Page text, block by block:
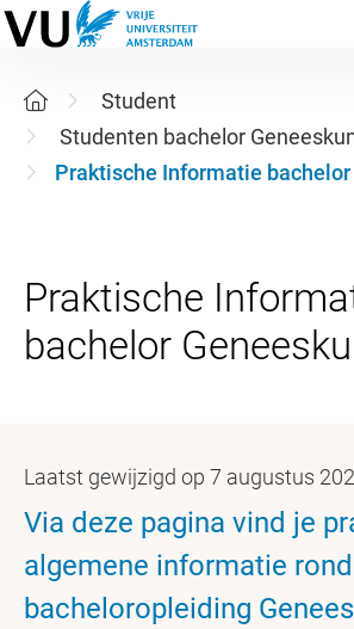
Student
Studenten bachelor
Praktische Informatie bachelor
Praktische
Laatst gewijzigd op 7 augustus
Via deze pagina vind je
algemene informatie
bacheloropleiding